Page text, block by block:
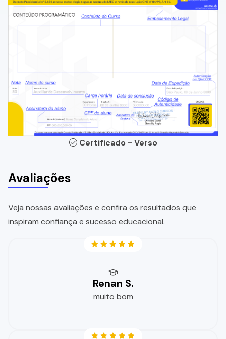
Certificado - Verso
Avaliações
Veja nossas avaliações e confira os resultados que
inspiram confiança e sucesso educacional.
Renan S.
muito bom